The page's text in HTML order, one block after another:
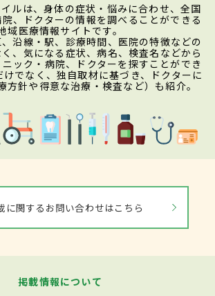
ルは、身体の症状・悩みに合わせ、全国
、ドクターの情報を調べることができる
域医療情報サイトです。
沿線・駅、診療時間、医院の特徴などの
、気になる症状、病名、検査名などから
ック・病院、ドクターを探すことができ
けでなく、独自取材に基づき、ドクターに
方針や得意な治療・検査など）も紹介。
に関するお問い合わせはこちら
掲載情報について